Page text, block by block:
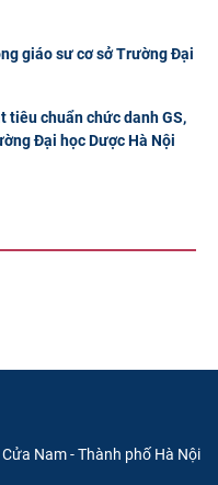
giáo sư cơ sở Trường Đại
tiêu chuẩn chức danh GS,
Đại học Dược Hà Nội
Nam - Thành phố Hà Nội